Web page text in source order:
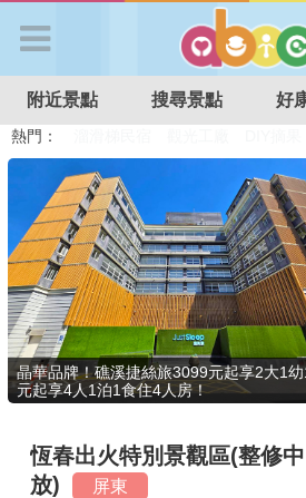
APP登入
首 頁
搜尋景點
好康優惠
最新消息
最新留言
附近景點 搜尋景點 好
熱門：
特色遊戲場
親子住房優惠 台北親子餐廳
晶華品牌！礁溪捷絲旅3099元起享2大1
元起享4人1泊1食住4人房！
恆春出火特別景觀區(整修
放)
屏東